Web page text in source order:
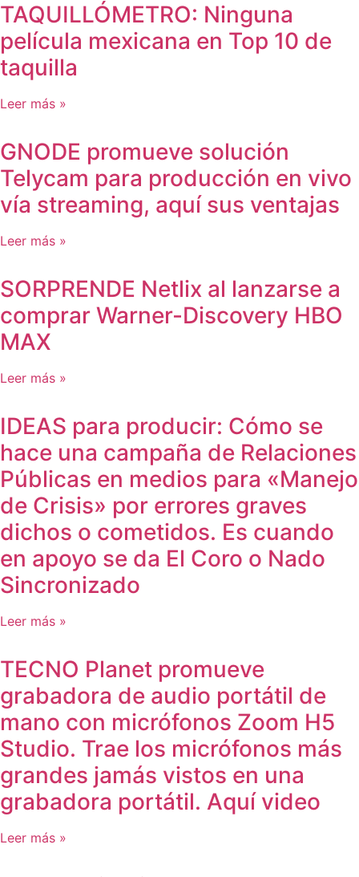
TAQUILLÓMETRO: Ninguna
película mexicana en Top 10 de
taquilla
Leer más »
GNODE promueve solución
Telycam para producción en vivo
vía streaming, aquí sus ventajas
Leer más »
SORPRENDE Netlix al lanzarse a
comprar Warner-Discovery HBO
MAX
Leer más »
IDEAS para producir: Cómo se
hace una campaña de Relaciones
Públicas en medios para «Manejo
de Crisis» por errores graves
dichos o cometidos. Es cuando
en apoyo se da El Coro o Nado
Sincronizado
Leer más »
TECNO Planet promueve
grabadora de audio portátil de
mano con micrófonos Zoom H5
Studio. Trae los micrófonos más
grandes jamás vistos en una
grabadora portátil. Aquí video
Leer más »